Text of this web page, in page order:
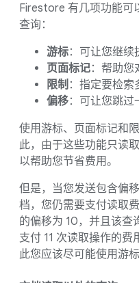
Firestore 有几项功能可
查询：
游标：可让您继续
页面标记：帮助您
限制 ：指定要检索
偏移：可让您跳过
使用游标、页面标记和
此，由于这些功能只读
以帮助您节省费用。
但是，当您发送包含偏
档，您仍需要支付读取
的偏移为 10，并且该查
支付 11 次读取操作的
此您应该尽可能使用游